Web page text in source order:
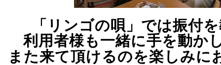
「リンゴの唄」では振付
利用者様も一緒に手を動か
また来て頂けるのを楽しみに